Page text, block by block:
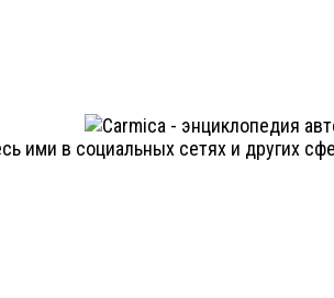
в социальных сетях и других